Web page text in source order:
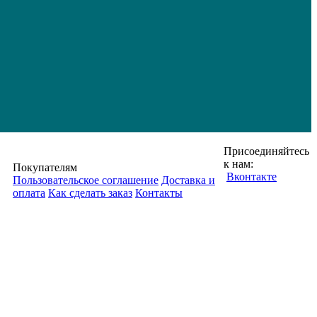
Покупателям
Пользовательское соглашение Доставка и
оплата Как сделать заказ Контакты
Присоединяйтесь
к нам:
Вконтакте